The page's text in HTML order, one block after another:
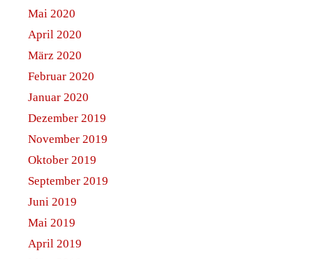
Mai 2020
April 2020
März 2020
Februar 2020
Januar 2020
Dezember 2019
November 2019
Oktober 2019
September 2019
Juni 2019
Mai 2019
April 2019